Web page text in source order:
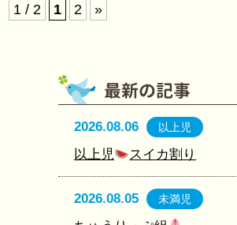
1 / 2 1 2 »
2026.08.06 以上児
以上児 スイカ割り
2026.08.05 未満児